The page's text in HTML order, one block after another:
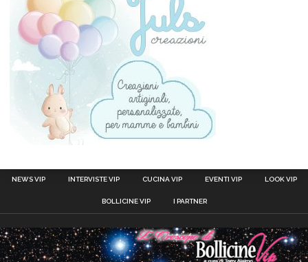
NEWS VIP INTERVISTE VIP CUCINA VIP EVENTI VIP LOOK VIP
BOLLICINE VIP I PARTNER